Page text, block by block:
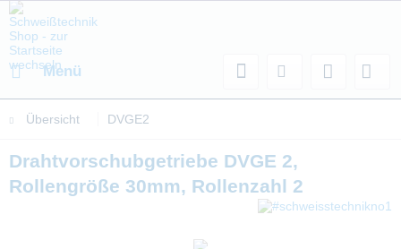
Menü
Übersicht DVGE2
Drahtvorschubgetriebe DVGE 2,
Rollengröße 30mm, Rollenzahl 2